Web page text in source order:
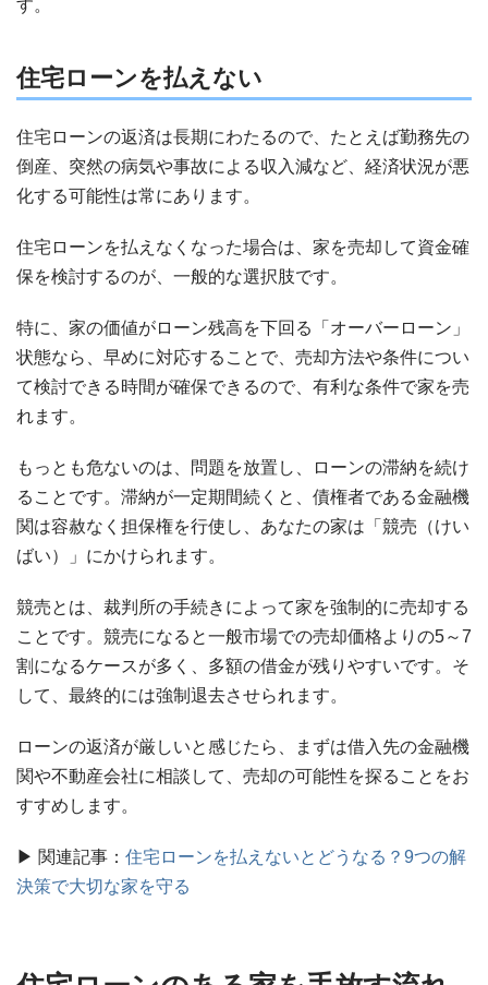
す。
住宅ローンを払えない
住宅ローンの返済は長期にわたるので、たとえば勤務先の
倒産、突然の病気や事故による収入減など、経済状況が悪
化する可能性は常にあります。
住宅ローンを払えなくなった場合は、家を売却して資金確
保を検討するのが、一般的な選択肢です。
特に、家の価値がローン残高を下回る「オーバーローン」
状態なら、早めに対応することで、売却方法や条件につい
て検討できる時間が確保できるので、有利な条件で家を売
れます。
もっとも危ないのは、問題を放置し、ローンの滞納を続け
ることです。滞納が一定期間続くと、債権者である金融機
関は容赦なく担保権を行使し、あなたの家は「競売（けい
ばい）」にかけられます。
競売とは、裁判所の手続きによって家を強制的に売却する
ことです。競売になると一般市場での売却価格よりの5～7
割になるケースが多く、多額の借金が残りやすいです。そ
して、最終的には強制退去させられます。
ローンの返済が厳しいと感じたら、まずは借入先の金融機
関や不動産会社に相談して、売却の可能性を探ることをお
すすめします。
▶ 関連記事： 住宅ローンを払えないとどうなる？9つの解
決策で大切な家を守る